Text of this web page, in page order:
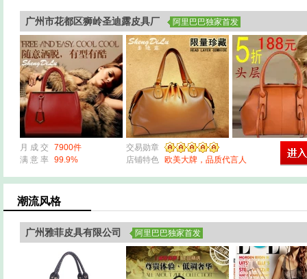
广州市花都区狮岭圣迪露皮具厂 阿里巴巴独家首发
月 成 交 7900件
交易勋章
满 意 率 99.9% 店铺特色 欧美大牌，品质代言人
潮流风格
广州雅菲皮具有限公司 阿里巴巴独家首发